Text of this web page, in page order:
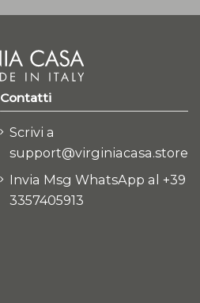
Contatti
Scrivi a
support@virginiacasa.store
Invia Msg WhatsApp al +39
3357405913